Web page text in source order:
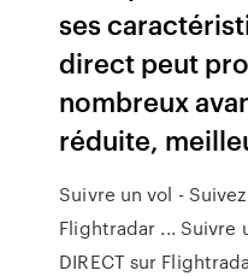
ses
direct peut
nombreux
réduite,
Suivre un vol -
Flightradar ... Suivre
DIRECT sur